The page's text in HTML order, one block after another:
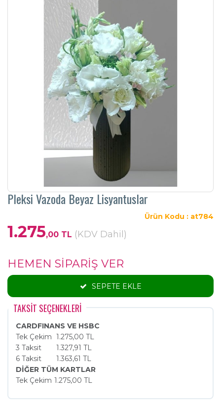
Pleksi Vazoda Beyaz Lisyantuslar
Ürün Kodu : at784
1.275,00 TL (KDV Dahil)
HEMEN SİPARİŞ VER
SEPETE EKLE
TAKSİT SEÇENEKLERİ
CARDFINANS VE HSBC
Tek Çekim 1.275,00 TL
3 Taksit
1.327,91 TL
6 Taksit
1.363,61 TL
DİĞER TÜM KARTLAR
Tek Çekim 1.275,00 TL